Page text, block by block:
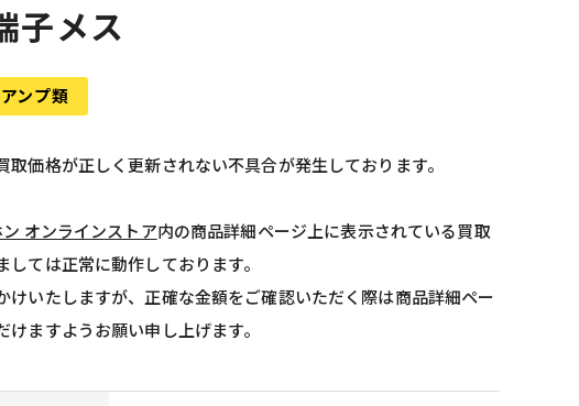
子メス
ンプ類
取価格が正しく更新されない不具合が発生しております。
オンラインストア内の商品詳細ページ上に表示されている買取
しては正常に動作しております。
けいたしますが、正確な金額をご確認いただく際は商品詳細ペー
けますようお願い申し上げます。